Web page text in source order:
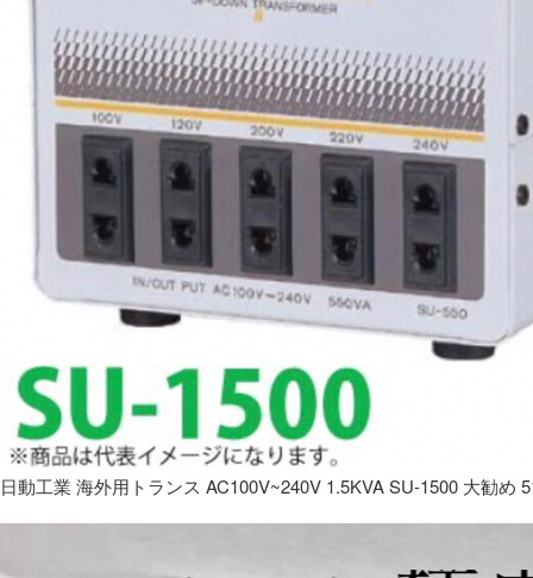
日動工業 海外用トランス AC100V~240V 1.5KVA SU-1500 大勧め